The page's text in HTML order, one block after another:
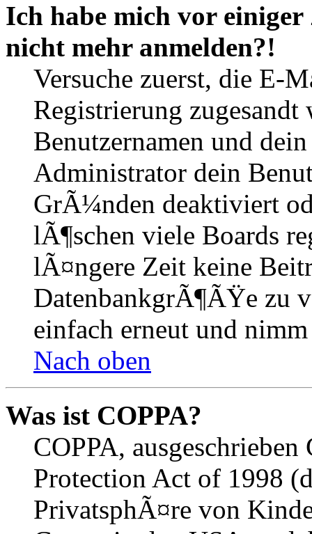
Ich habe mich vor
nicht mehr anmelden?!
Versuche zuerst, die E-
Registrierung
Benutzernamen und
Administrator dein
GrÃ¼nden deaktiviert
lÃ¶schen viele Boards
lÃ¤ngere Zeit keine
DatenbankgrÃ¶ÃŸe zu
einfach erneut und
Nach oben
Was ist COPPA?
COPPA,
Protection Act of 1998
PrivatsphÃ¤re von